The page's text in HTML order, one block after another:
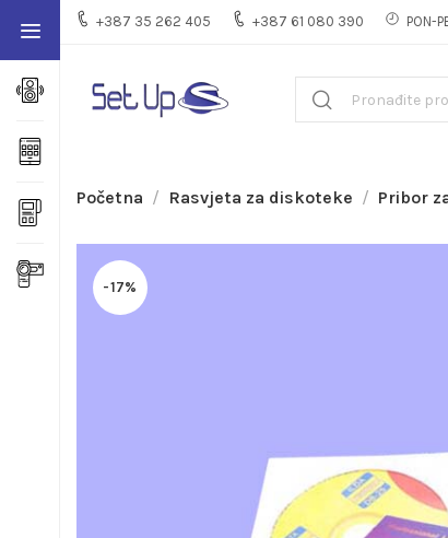
+387 35 262 405 +387 61 080 390 PON-
Početna Rasvjeta za diskoteke Pribor
-17%